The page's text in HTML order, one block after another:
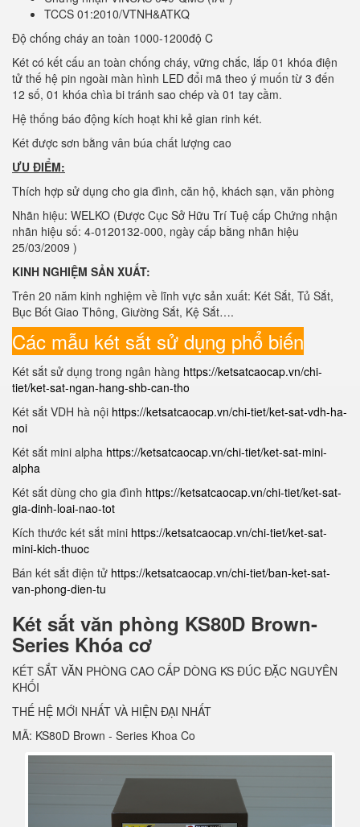
TCCS 01:2010/VTNH&ATKQ
Độ chống cháy an toàn 1000-1200độ C
Két có kết cấu an toàn chống cháy, vững chắc, lắp 01 khóa điện
tử thế hệ pin ngoài màn hình LED đổi mã theo ý muốn từ 3 đến
12 số, 01 khóa chìa bi tránh sao chép và 01 tay cầm.
Hệ thống báo động kích hoạt khi kẻ gian rinh két.
Két được sơn bằng vân búa chất lượng cao
ƯU ĐIỂM:
Thích hợp sử dụng cho gia đình, căn hộ, khách sạn, văn phòng
Nhãn hiệu: WELKO (Được Cục Sở Hữu Trí Tuệ cấp Chứng nhận
nhãn hiệu số: 4-0120132-000, ngày cấp bằng nhãn hiệu
25/03/2009 )
KINH NGHIỆM SẢN XUẤT:
Trên 20 năm kinh nghiệm về lĩnh vực sản xuất: Két Sắt, Tủ Sắt,
Bục Bốt Giao Thông, Giường Sắt, Kệ Sắt….
Các mẫu két sắt sử dụng phổ biến
Két sắt sử dụng trong ngân hàng https://ketsatcaocap.vn/chi-
tiet/ket-sat-ngan-hang-shb-can-tho
Két sắt VDH hà nội https://ketsatcaocap.vn/chi-tiet/ket-sat-vdh-ha-
noi
Két sắt mini alpha https://ketsatcaocap.vn/chi-tiet/ket-sat-mini-
alpha
Két sắt dùng cho gia đình https://ketsatcaocap.vn/chi-tiet/ket-sat-
gia-dinh-loai-nao-tot
Kích thước két sắt mini https://ketsatcaocap.vn/chi-tiet/ket-sat-
mini-kich-thuoc
Bán két sắt điện tử https://ketsatcaocap.vn/chi-tiet/ban-ket-sat-
van-phong-dien-tu
Két sắt văn phòng KS80D Brown-
Series Khóa cơ
KÉT SẮT VĂN PHÒNG CAO CẤP DÒNG KS ĐÚC ĐẶC NGUYÊN
KHỐI
THẾ HỆ MỚI NHẤT VÀ HIỆN ĐẠI NHẤT
MÃ: KS80D Brown - Series Khoa Co